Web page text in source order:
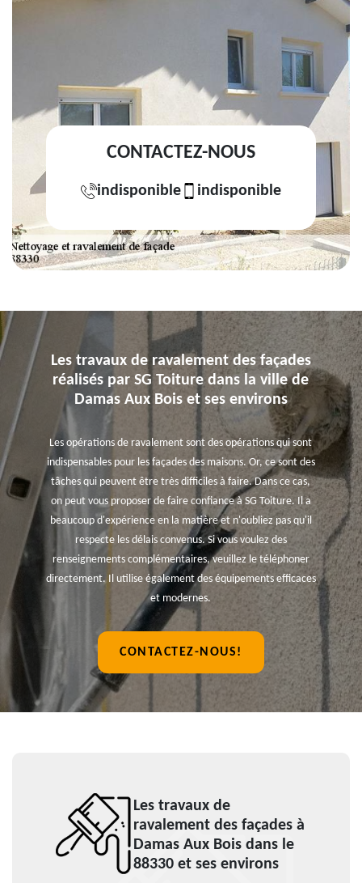
CONTACTEZ-NOUS
indisponible indisponible
Les travaux de ravalement des façades
réalisés par SG Toiture dans la ville de
Damas Aux Bois et ses environs
Les opérations de ravalement sont des opérations qui sont
indispensables pour les façades des maisons. Or, ce sont des
tâches qui peuvent être très difficiles à faire. Dans ce cas,
on peut vous proposer de faire confiance à SG Toiture. Il a
beaucoup d'expérience en la matière et n'oubliez pas qu'il
respecte les délais convenus. Si vous voulez des
renseignements complémentaires, veuillez le téléphoner
directement. Il utilise également des équipements efficaces
et modernes.
CONTACTEZ-NOUS!
Les travaux de
ravalement des façades à
Damas Aux Bois dans le
88330 et ses environs